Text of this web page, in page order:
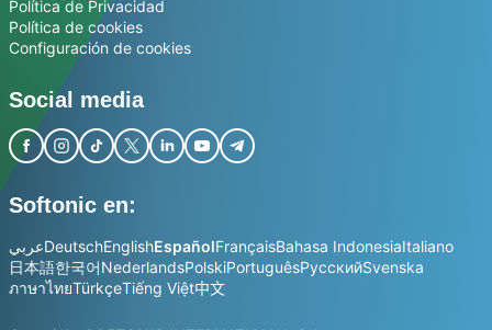
Política de Privacidad
Política de cookies
Configuración de cookies
Social media
Softonic en:
عربيDeutschEnglishEspañolFrançaisBahasa IndonesiaItaliano
日本語한국어NederlandsPolskiPortuguêsРусскийSvenska
ภาษาไทยTürkçeTiếng Việt中文